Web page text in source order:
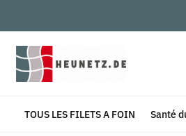
TOUS LES FILETS A FOIN Santé